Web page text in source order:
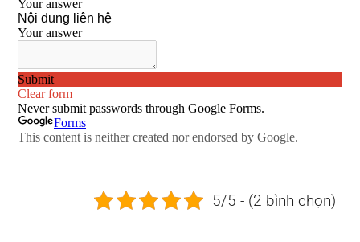
5/5 - (2 bình chọn)